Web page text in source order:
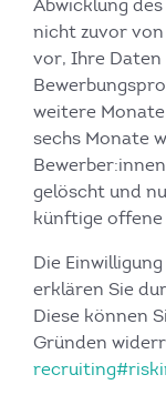
Abwicklung
nicht zuvor
vor, Ihre Daten
weitere
sechs Monate
gelöscht und
künftige offene
Die
erklären Sie
Diese können
Gründen